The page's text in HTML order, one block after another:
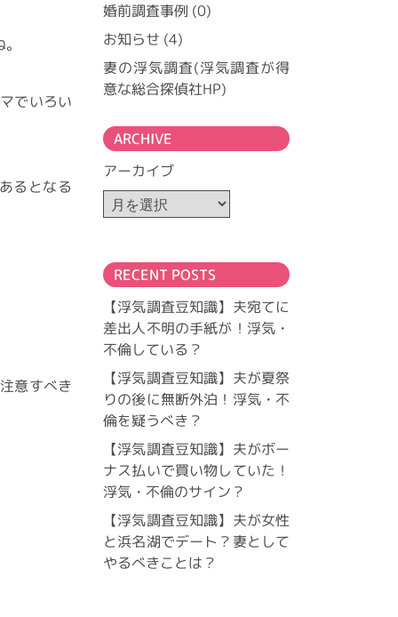
でいろい
るとなる
意すべき
婚前調査事例 (0)
お知らせ (4)
妻の浮気調査(浮気調査が得
意な総合探偵社HP)
ARCHIVE
アーカイブ
RECENT POSTS
【浮気調査豆知識】夫宛てに
差出人不明の手紙が！浮気・
不倫している？
【浮気調査豆知識】夫が夏祭
りの後に無断外泊！浮気・不
倫を疑うべき？
【浮気調査豆知識】夫がボー
ナス払いで買い物していた！
浮気・不倫のサイン？
【浮気調査豆知識】夫が女性
と浜名湖でデート？妻として
やるべきことは？